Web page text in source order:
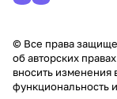
© Все права
об авторских
вносить
функциональность